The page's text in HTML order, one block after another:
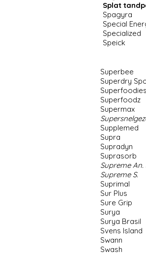
Splat
Spagyra
Special
Specialized
Speick
Superbee
Superdry
Superfoodies
Superfoodz
Supermax
Supplemed
Supra
Supradyn
Suprasorb
Supreme An.
Supreme S.
Suprimal
Sur Plus
Sure Grip
Surya
Surya Brasil
Svens Island
Swann
Swash